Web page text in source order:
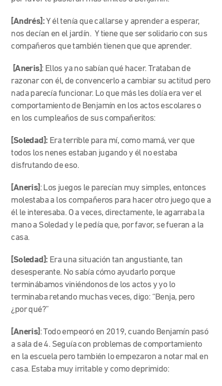
[Andrés]:Y él tenía que callarse y aprender a esperar,
nos decían en el jardín. Y tiene que ser solidario con sus
compañeros que también tienen que que aprender.
[Aneris]: Ellos ya no sabían qué hacer. Trataban de
razonar con él, de convencerlo a cambiar su actitud pero
nada parecía funcionar. Lo que más les dolía era ver el
comportamiento de Benjamín en los actos escolares o
en los cumpleaños de sus compañeritos:
[Soledad]: Era terrible para mí, como mamá, ver que
todos los nenes estaban jugando y él no estaba
disfrutando de eso.
[Aneris] : Los juegos le parecían muy simples, entonces
molestaba a los compañeros para hacer otro juego que a
él le interesaba. O a veces, directamente, le agarraba la
mano a Soledad y le pedía que, por favor, se fueran a la
casa.
[Soledad]: Era una situación tan angustiante, tan
desesperante. No sabía cómo ayudarlo porque
terminábamos viniéndonos de los actos y yo lo
terminaba retando muchas veces, digo: “Benja, pero
¿por qué?”
[Aneris] : Todo empeoró en 2019, cuando Benjamín pasó
a sala de 4. Seguía con problemas de comportamiento
en la escuela pero también lo empezaron a notar mal en
casa. Estaba muy irritable y como deprimido: